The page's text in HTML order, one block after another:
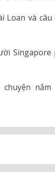
Loan và
chuyện